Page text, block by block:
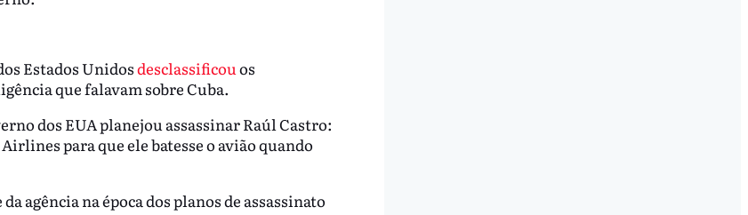
Estados Unidosdesclassificouos
que falavam sobre Cuba.
dos EUA planejou assassinar Raúl Castro:
para que ele batesse o avião quando
agência na época dos planos de assassinato